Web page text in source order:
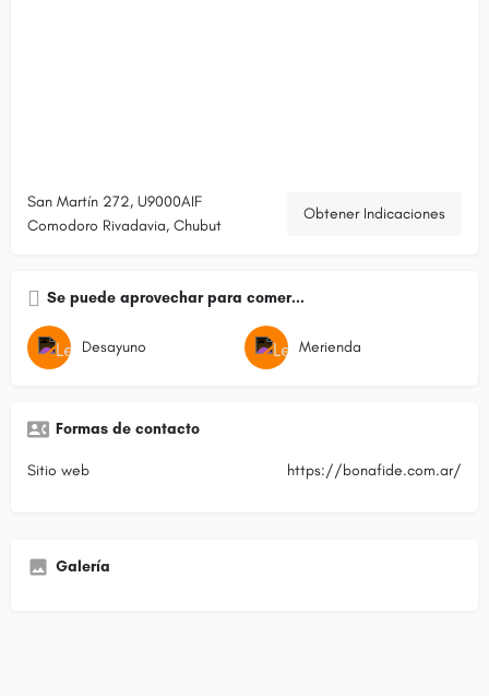
San Martín 272, U9000AIF
Comodoro Rivadavia, Chubut
Obtener Indicaciones
Se puede aprovechar para comer...
Desayuno Merienda
Formas de contacto
Sitio web https://bonafide.com.ar/
Galería